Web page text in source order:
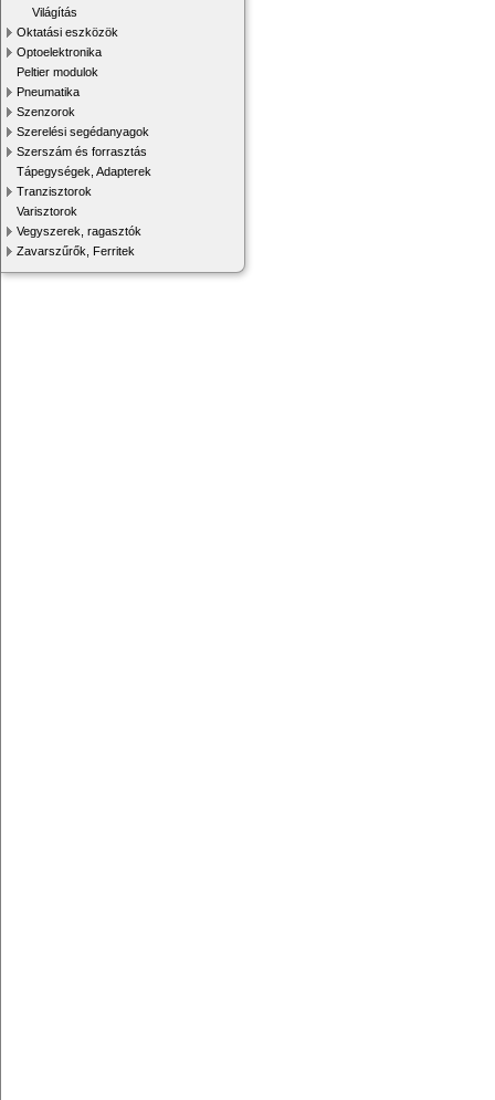
Világítás
Oktatási eszközök
Optoelektronika
Peltier modulok
Pneumatika
Szenzorok
Szerelési segédanyagok
Szerszám és forrasztás
Tápegységek, Adapterek
Tranzisztorok
Varisztorok
Vegyszerek, ragasztók
Zavarszűrők, Ferritek